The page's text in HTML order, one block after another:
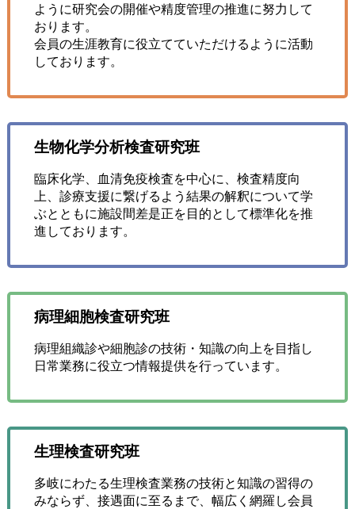
ように研究会の開催や精度管理の推進に努力して
おります。
会員の生涯教育に役立てていただけるように活動
しております。
生物化学分析検査研究班
臨床化学、血清免疫検査を中心に、検査精度向
上、診療支援に繋げるよう結果の解釈について学
ぶとともに施設間差是正を目的として標準化を推
進しております。
病理細胞検査研究班
病理組織診や細胞診の技術・知識の向上を目指し
日常業務に役立つ情報提供を行っています。
生理検査研究班
多岐にわたる生理検査業務の技術と知識の習得の
みならず、接遇面に至るまで、幅広く網羅し会員